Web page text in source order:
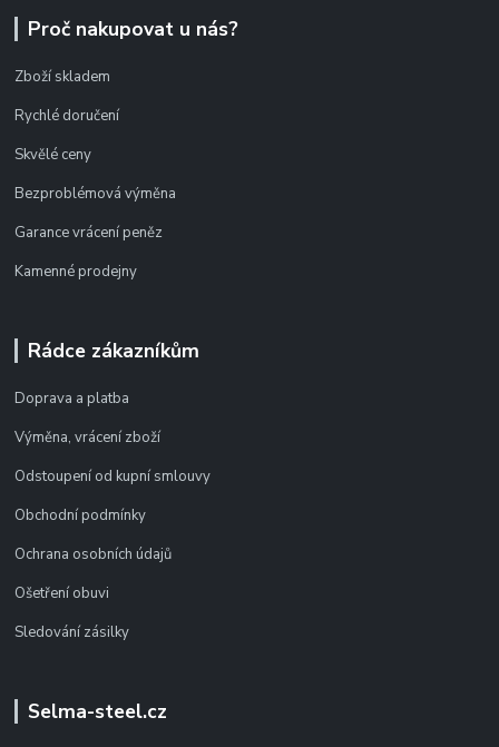
Proč nakupovat u nás?
Zboží skladem
Rychlé doručení
Skvělé ceny
Bezproblémová výměna
Garance vrácení peněz
Kamenné prodejny
Rádce zákazníkům
Doprava a platba
Výměna, vrácení zboží
Odstoupení od kupní smlouvy
Obchodní podmínky
Ochrana osobních údajů
Ošetření obuvi
Sledování zásilky
Selma-steel.cz